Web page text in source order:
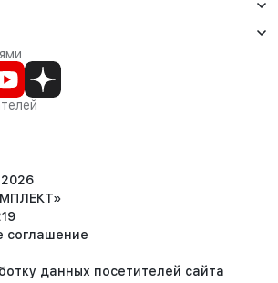
(МСК)
соглашение
данных посетителей сайта